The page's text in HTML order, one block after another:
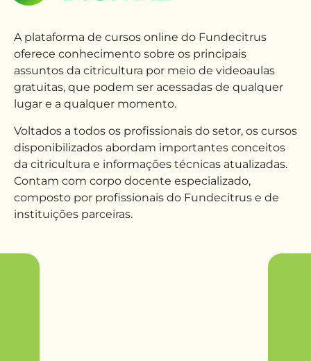
A plataforma de cursos online do Fundecitrus
oferece conhecimento sobre os principais
assuntos da citricultura por meio de videoaulas
gratuitas, que podem ser acessadas de qualquer
lugar e a qualquer momento.
Voltados a todos os profissionais do setor, os cursos
disponibilizados abordam importantes conceitos
da citricultura e informações técnicas atualizadas.
Contam com corpo docente especializado,
composto por profissionais do Fundecitrus e de
instituições parceiras.